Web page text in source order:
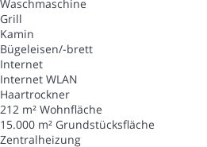
Waschmaschine
Grill
Kamin
Bügeleisen/-brett
Internet
Internet WLAN
Haartrockner
212 m² Wohnfläche
15.000 m² Grundstücksfläche
Zentralheizung